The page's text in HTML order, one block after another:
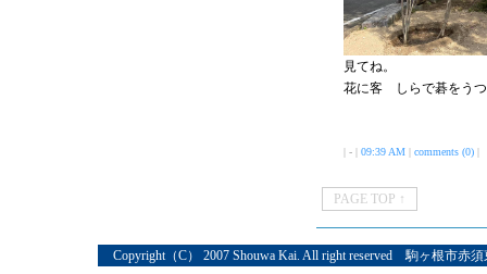
見てね。
花に客 しらで碁をう
| - | 09:39 AM| comments (0)|
PAGE TOP ↑
Copyright（C） 2007 Shouwa Kai. All right reserved 駒ヶ根市